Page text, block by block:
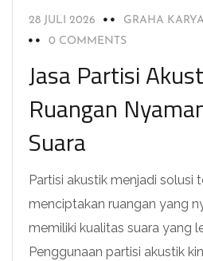
28 JULI 2026
GRAHA
0 COMMENTS
Jasa Partisi
Ruangan
Suara
Partisi akustik menjadi solusi
menciptakan ruangan yang
memiliki kualitas suara yang
Penggunaan partisi akustik